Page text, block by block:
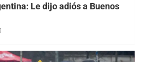
Le dijo adiós a Buenos